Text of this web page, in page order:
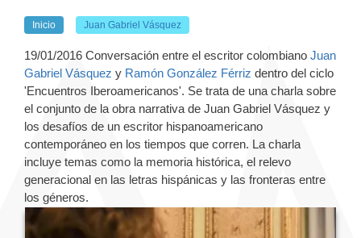
Inicio Juan Gabriel Vásquez
19/01/2016 Conversación entre el escritor colombiano Juan
Gabriel Vásquez y Ramón González Férriz dentro del ciclo
'Encuentros Iberoamericanos'. Se trata de una charla sobre
el conjunto de la obra narrativa de Juan Gabriel Vásquez y
los desafíos de un escritor hispanoamericano
contemporáneo en los tiempos que corren. La charla
incluye temas como la memoria histórica, el relevo
generacional en las letras hispánicas y las fronteras entre
los géneros.